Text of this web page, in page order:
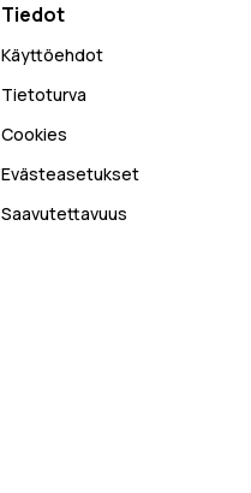
Tiedot
Käyttöehdot
Tietoturva
Cookies
Evästeasetukset
Saavutettavuus